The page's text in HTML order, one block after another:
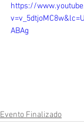
https://
ABAg
Evento Finalizado